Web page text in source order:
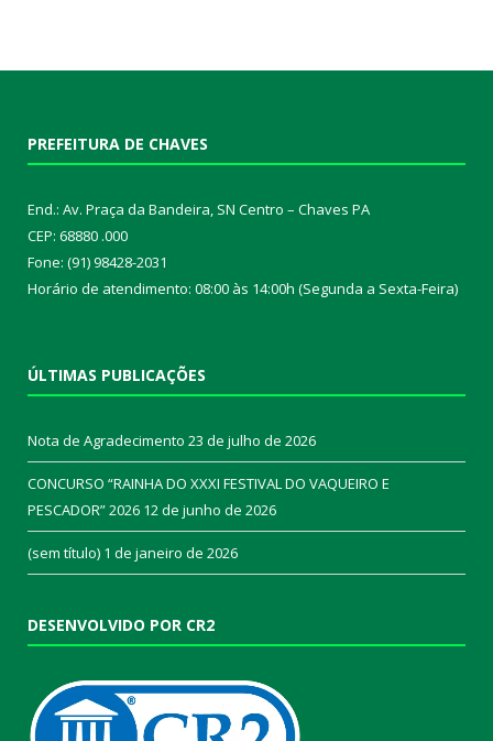
PREFEITURA DE CHAVES
End.: Av. Praça da Bandeira, SN Centro – Chaves PA
CEP: 68880 .000
Fone: (91) 98428-2031
Horário de atendimento: 08:00 às 14:00h (Segunda a Sexta-Feira)
ÚLTIMAS PUBLICAÇÕES
Nota de Agradecimento 23 de julho de 2026
CONCURSO “RAINHA DO XXXI FESTIVAL DO VAQUEIRO E
PESCADOR” 2026 12 de junho de 2026
(sem título) 1 de janeiro de 2026
DESENVOLVIDO POR CR2